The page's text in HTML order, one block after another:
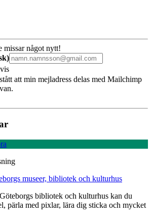
missar något nytt!
att min mejladress delas med Mailchimp
museer, bibliotek och kulturhus
bibliotek och kulturhus kan du
pärla med pixlar, lära dig sticka och mycket